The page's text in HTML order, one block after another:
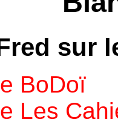
sur
BoDoï
Les